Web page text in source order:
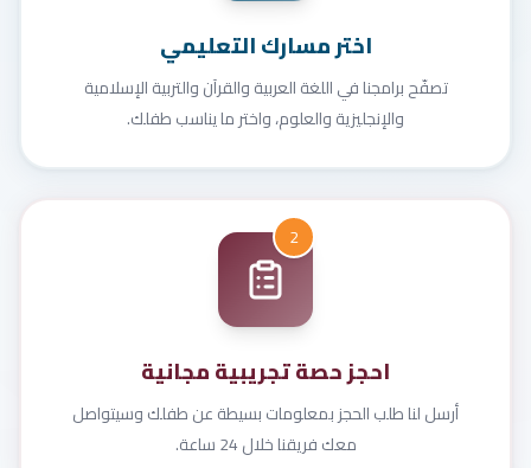
اختر مسارك التعليمي
تصفّح برامجنا في اللغة العربية والقرآن والتربية الإسلامية
والإنجليزية والعلوم، واختر ما يناسب طفلك.
2
احجز حصة تجريبية مجانية
أرسل لنا طلب الحجز بمعلومات بسيطة عن طفلك وسيتواصل
معك فريقنا خلال 24 ساعة.